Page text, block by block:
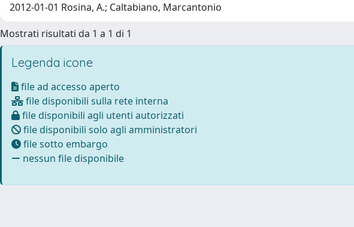
2012-01-01 Rosina, A.; Caltabiano, Marcantonio
Mostrati risultati da 1 a 1 di 1
Legenda icone
file ad accesso aperto
file disponibili sulla rete interna
file disponibili agli utenti autorizzati
file disponibili solo agli amministratori
file sotto embargo
nessun file disponibile